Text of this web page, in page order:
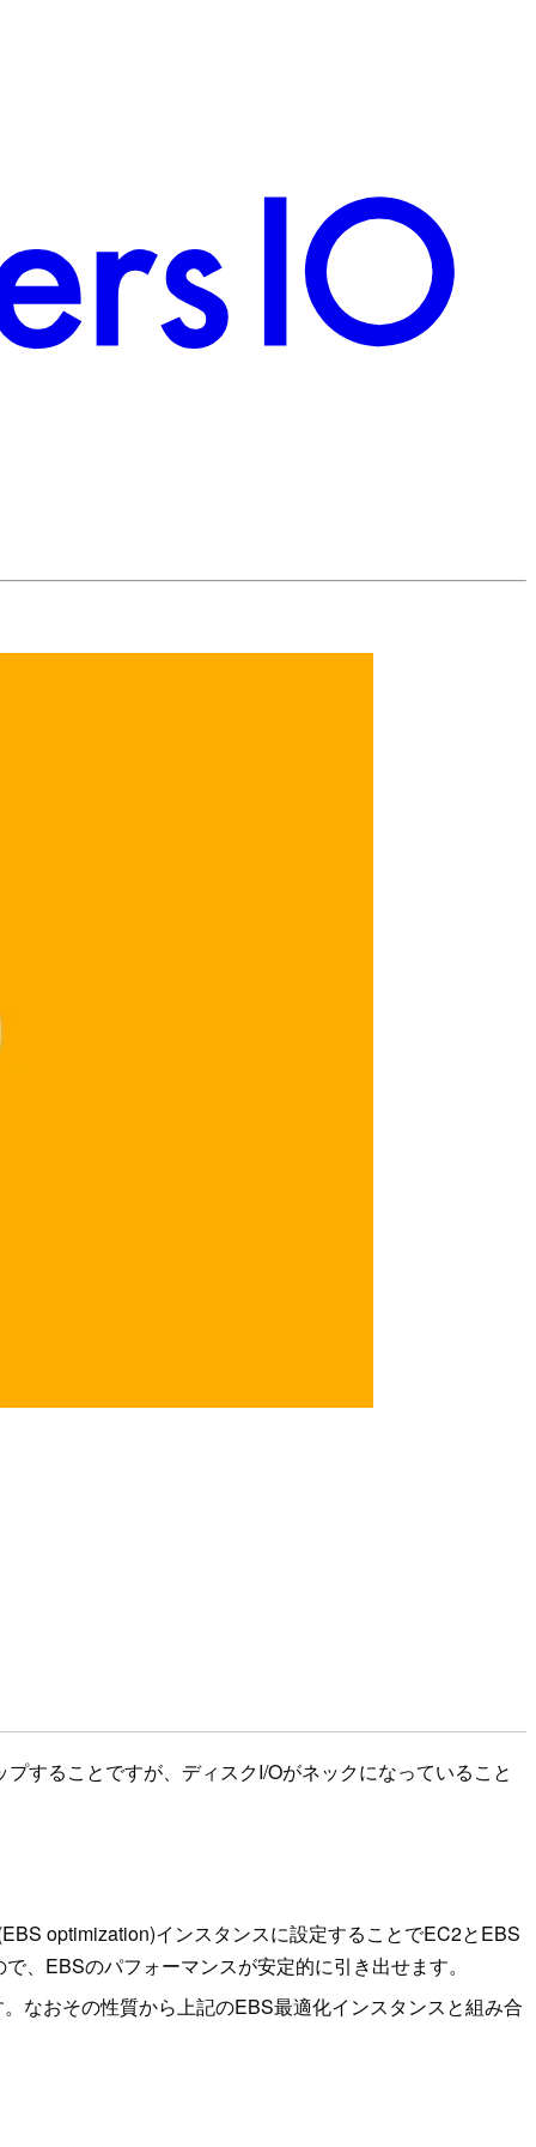
することですが、ディスクI/Oがネックになっていること
optimization)インスタンスに設定することでEC2とEBS
、EBSのパフォーマンスが安定的に引き出せます。
なおその性質から上記のEBS最適化インスタンスと組み合